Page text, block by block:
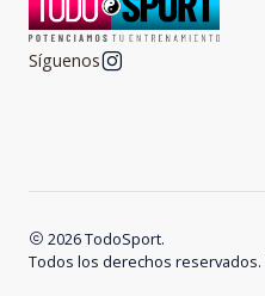
Síguenos
2026 TodoSport.
Todos los derechos reservados.